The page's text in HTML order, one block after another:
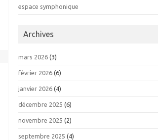
espace symphonique
Archives
mars 2026 (3)
février 2026 (6)
janvier 2026 (4)
décembre 2025 (6)
novembre 2025 (2)
septembre 2025 (4)